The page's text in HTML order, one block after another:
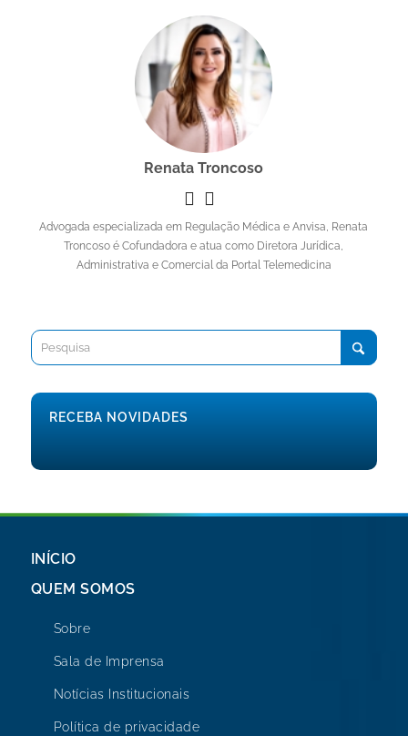
Renata Troncoso
Advogada especializada em Regulação Médica e Anvisa, Renata
Troncoso é Cofundadora e atua como Diretora Jurídica,
Administrativa e Comercial da Portal Telemedicina
RECEBA NOVIDADES
INÍCIO
QUEM SOMOS
Sobre
Sala de Imprensa
Notícias Institucionais
Política de privacidade